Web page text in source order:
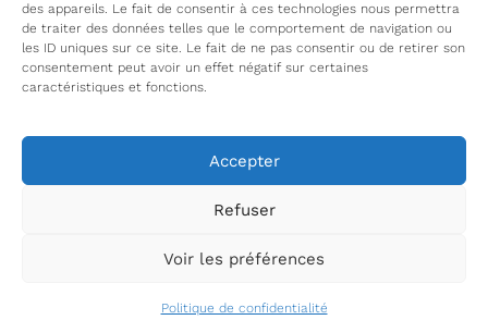
des appareils. Le fait de consentir à ces technologies nous permettra
de traiter des données telles que le comportement de navigation ou
les ID uniques sur ce site. Le fait de ne pas consentir ou de retirer son
consentement peut avoir un effet négatif sur certaines
caractéristiques et fonctions.
Accepter
Refuser
Voir les préférences
Politique de confidentialité
Mentions légales
Politique de confidentialité
Les Insatiables, une association du